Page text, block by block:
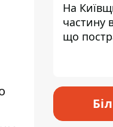
На
частину
що